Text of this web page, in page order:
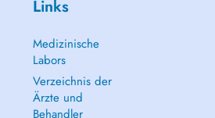
Links
Medizinische
Labors
Verzeichnis der
Ärzte und
Behandler